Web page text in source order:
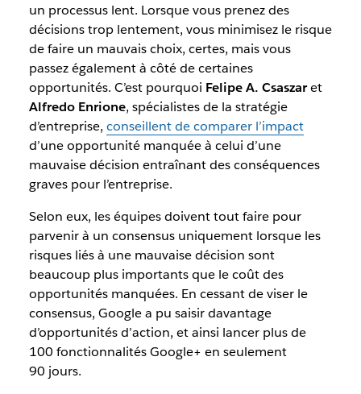
un processus lent. Lorsque vous prenez des
décisions trop lentement, vous minimisez le risque
de faire un mauvais choix, certes, mais vous
passez également à côté de certaines
opportunités. C’est pourquoi Felipe A. Csaszaret
Alfredo Enrione, spécialistes de la stratégie
d’entreprise, conseillent de comparer l’impact
d’une opportunité manquée à celui d’une
mauvaise décision entraînant des conséquences
graves pour l’entreprise.
Selon eux, les équipes doivent tout faire pour
parvenir à un consensus uniquement lorsque les
risques liés à une mauvaise décision sont
beaucoup plus importants que le coût des
opportunités manquées. En cessant de viser le
consensus, Google a pu saisir davantage
d’opportunités d’action, et ainsi lancer plus de
100 fonctionnalités Google+ en seulement
90 jours.